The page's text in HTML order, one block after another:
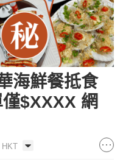
海鮮餐抵食
$XXXX 網
HKT